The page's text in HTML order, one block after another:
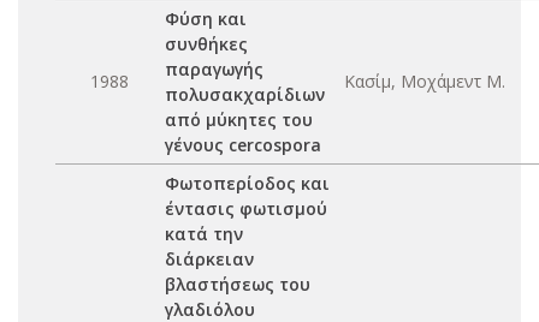
1988
Φύση και
συνθήκες
παραγωγής
πολυσακχαρίδιων
από μύκητες του
γένους cercospora
Κασίμ, Μοχάμεντ Μ.
Φωτοπερίοδος και
έντασις φωτισμού
κατά την
διάρκειαν
βλαστήσεως του
γλαδιόλου